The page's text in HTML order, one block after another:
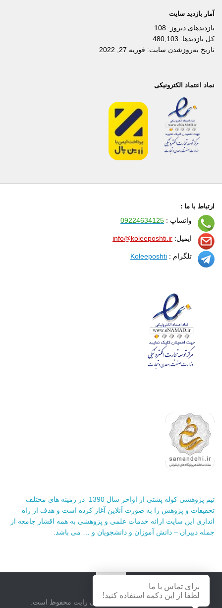
آمار بازدید سایت
بازدیدهای دیروز: 108
کل بازدیدها: 480,103
تاریخ به‌روزشدن سایت: فوریه 27, 2022
نماد اعتماد الکترونیکی
ارتباط با ما :
واتساپ : 09224634125
ایمیل: info@koleeposhti.ir
تلگرام : Koleeposhti
تیم پژوهشی کوله پشتی از اواخر سال 1390 در زمینه های مختلف
تحقیقات و پژوهش را به صورت آنلاین آغاز کرده است و هدف از راه
اندازی این سایت ارائه خدمات علمی و پژوهشی به همه اقشار جامعه از
جمله دبیران – دانش آموزان و دانشجویان و … می باشد.
سایت کوله پشتی © 2026. حق کپی رایت محفوظ است.
برای تماس با ما
لطفا از این دکمه استفاده کنید!